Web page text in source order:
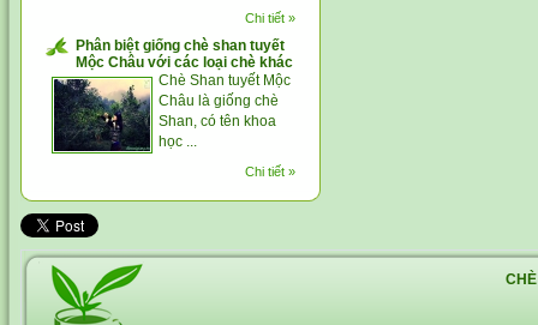
Chi tiết »
Phân biệt giống chè shan tuyết
Mộc Châu với các loại chè khác
Chè Shan tuyết Mộc
Châu là giống chè
Shan, có tên khoa
học ...
Chi tiết »